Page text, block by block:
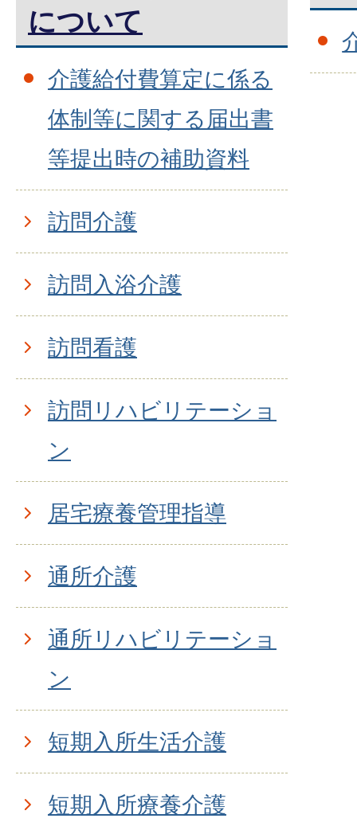
について
介護給付費算定に係る
体制等に関する届出書
等提出時の補助資料
訪問介護
訪問入浴介護
訪問看護
訪問リハビリテーショ
ン
居宅療養管理指導
通所介護
通所リハビリテーショ
ン
短期入所生活介護
短期入所療養介護